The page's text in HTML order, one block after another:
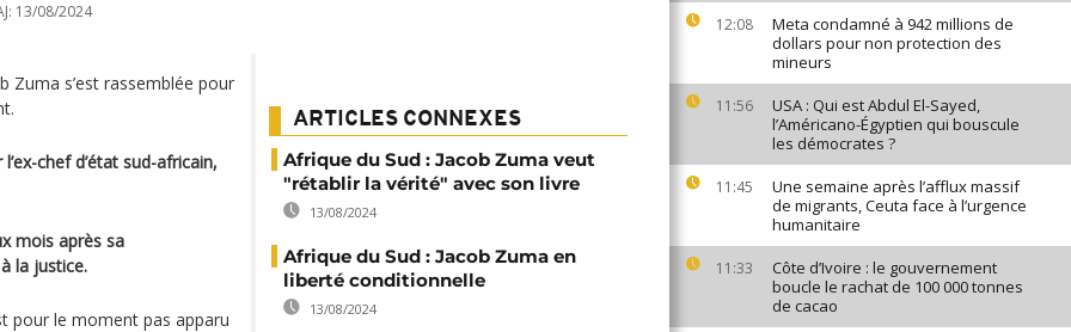
12:08
Meta condamné à 942 millions de
dollars pour non protection des
mineurs
11:56
USA : Qui est Abdul El-Sayed,
l’Américano-Égyptien qui bouscule
les démocrates ?
11:45
Une semaine après l’afflux massif
de migrants, Ceuta face à l’urgence
humanitaire
11:33
Côte d’Ivoire : le gouvernement
boucle le rachat de 100 000 tonnes
de cacao
13/08/2024
Zuma s’est rassemblée pour
chef d’état sud-africain,
mois après sa
la justice.
pour le moment pas apparu
ARTICLES CONNEXES
Afrique du Sud : Jacob Zuma veut
"rétablir la vérité" avec son livre
13/08/2024
Afrique du Sud : Jacob Zuma en
liberté conditionnelle
13/08/2024